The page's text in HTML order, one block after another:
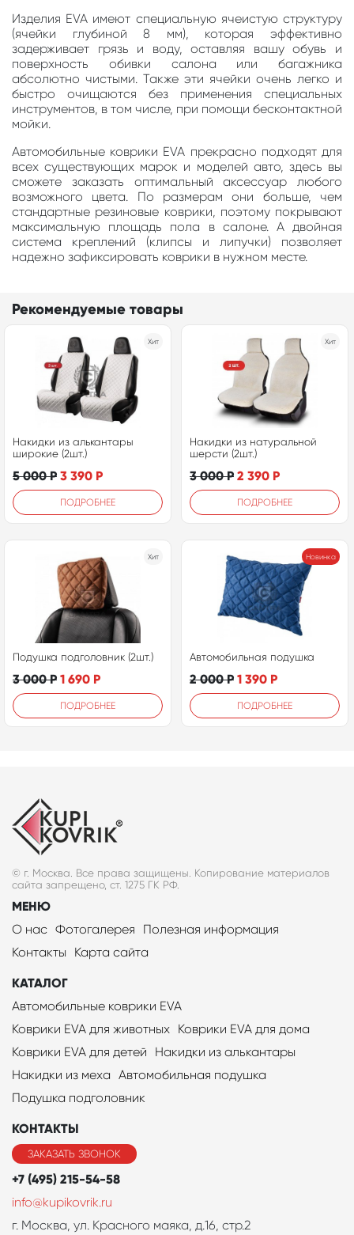
Изделия EVA имеют специальную ячеистую структуру
(ячейки глубиной 8 мм), которая эффективно
задерживает грязь и воду, оставляя вашу обувь и
поверхность обивки салона или багажника
абсолютно чистыми. Также эти ячейки очень легко и
быстро очищаются без применения специальных
инструментов, в том числе, при помощи бесконтактной
мойки.
Автомобильные коврики EVA прекрасно подходят для
всех существующих марок и моделей авто, здесь вы
сможете заказать оптимальный аксессуар любого
возможного цвета. По размерам они больше, чем
стандартные резиновые коврики, поэтому покрывают
максимальную площадь пола в салоне. А двойная
система креплений (клипсы и липучки) позволяет
надежно зафиксировать коврики в нужном месте.
Рекомендуемые товары
Хит
Накидки из алькантары
широкие (2шт.)
5 000Р 3 390 Р
ПОДРОБНЕЕ
Хит
Накидки из натуральной
шерсти (2шт.)
3 000Р 2 390 Р
ПОДРОБНЕЕ
Хит
Подушка подголовник (2шт.)
3 000Р 1 690 Р
ПОДРОБНЕЕ
Новинка
Автомобильная подушка
2 000Р 1 390 Р
ПОДРОБНЕЕ
© г. Москва. Все права защищены. Копирование материалов
сайта запрещено, ст. 1275 ГК РФ.
МЕНЮ
О нас Фотогалерея
Полезная информация
Контакты
Карта сайта
КАТАЛОГ
Автомобильные коврики EVA
Коврики EVA для животных Коврики EVA для дома
Коврики EVA для детей
Накидки из алькантары
Накидки из меха Автомобильная подушка
Подушка подголовник
КОНТАКТЫ
ЗАКАЗАТЬ ЗВОНОК
+7 (495) 215-54-58
info@kupikovrik.ru
г. Москва, ул. Красного маяка, д.16, стр.2